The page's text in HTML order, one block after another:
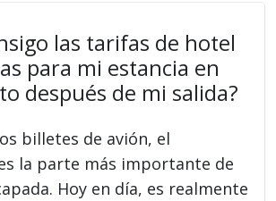
las tarifas de hotel
para mi estancia en
después de mi salida?
billetes de avión, el
la parte más importante de
Hoy en día, es realmente